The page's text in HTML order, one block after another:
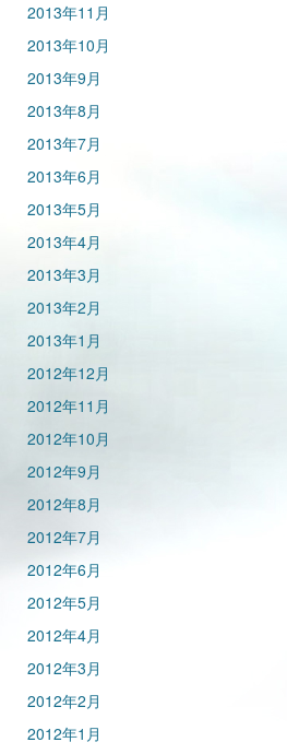
2013年11月
2013年10月
2013年9月
2013年8月
2013年7月
2013年6月
2013年5月
2013年4月
2013年3月
2013年2月
2013年1月
2012年12月
2012年11月
2012年10月
2012年9月
2012年8月
2012年7月
2012年6月
2012年5月
2012年4月
2012年3月
2012年2月
2012年1月